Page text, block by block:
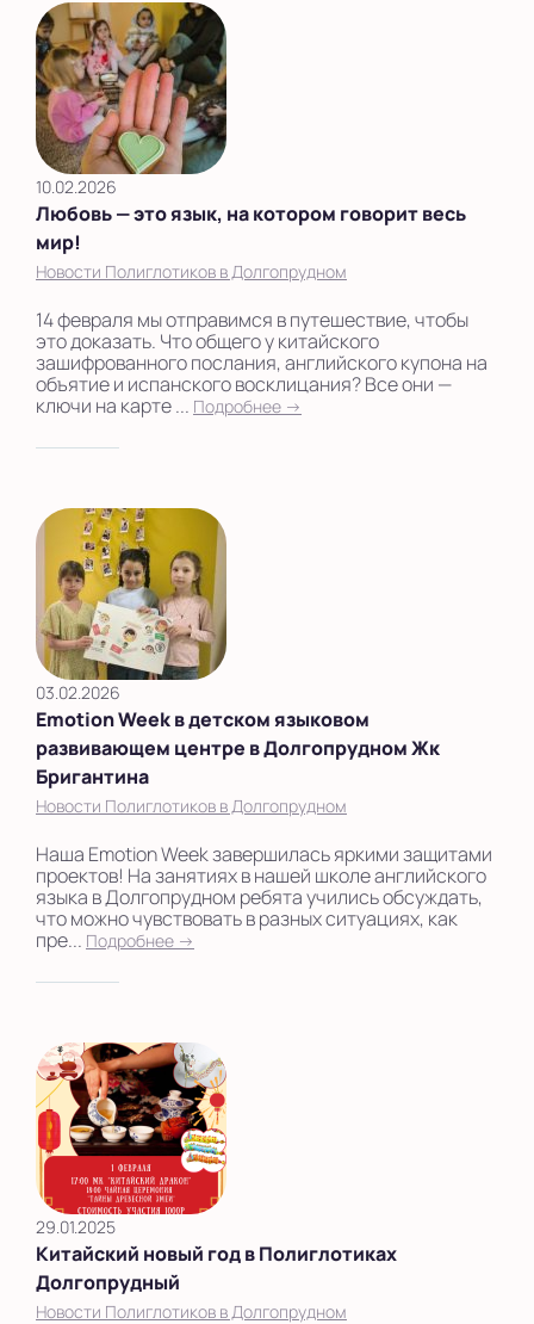
10.02.2026
Любовь — это язык, на котором говорит весь
мир!
Новости Полиглотиков в Долгопрудном
14 февраля мы отправимся в путешествие, чтобы
это доказать. Что общего у китайского
зашифрованного послания, английского купона на
объятие и испанского восклицания? Все они —
ключи на карте ... Подробнее →
03.02.2026
Emotion Week в детском языковом
развивающем центре в Долгопрудном Жк
Бригантина
Новости Полиглотиков в Долгопрудном
Наша Emotion Week завершилась яркими защитами
проектов! На занятиях в нашей школе английского
языка в Долгопрудном ребята учились обсуждать,
что можно чувствовать в разных ситуациях, как
пре... Подробнее →
29.01.2025
Китайский новый год в Полиглотиках
Долгопрудный
Новости Полиглотиков в Долгопрудном